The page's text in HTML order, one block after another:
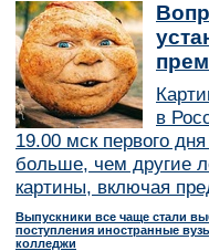
в
19.00 мск первого
больше, чем другие
картины, включая
Выпускники все чаще стали
поступления иностранные
колледжи